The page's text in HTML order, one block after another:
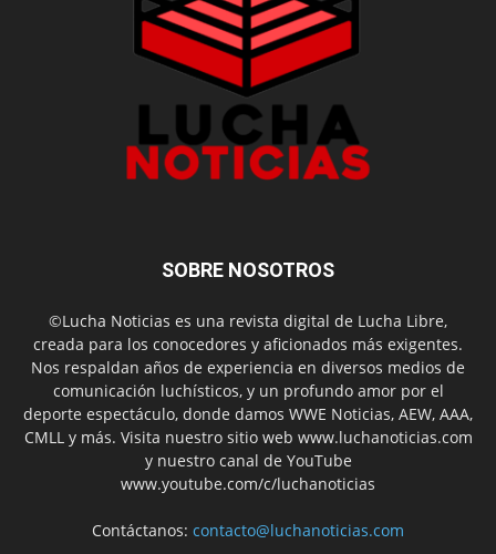
SOBRE NOSOTROS
©Lucha Noticias es una revista digital de Lucha Libre,
creada para los conocedores y aficionados más exigentes.
Nos respaldan años de experiencia en diversos medios de
comunicación luchísticos, y un profundo amor por el
deporte espectáculo, donde damos WWE Noticias, AEW, AAA,
CMLL y más. Visita nuestro sitio web www.luchanoticias.com
y nuestro canal de YouTube
www.youtube.com/c/luchanoticias
Contáctanos: contacto@luchanoticias.com